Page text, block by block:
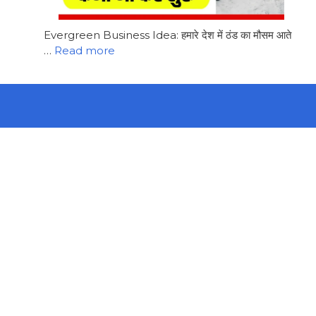
Evergreen Business Idea: हमारे देश में ठंड का मौसम आते
… Read more